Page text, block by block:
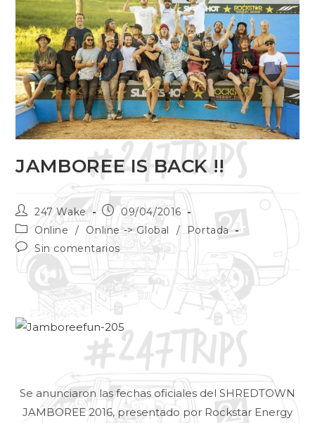
JAMBOREE IS BACK !!
247 Wake
09/04/2016
Online
/ Online -> Global /
Portada
Sin comentarios
Se anunciaron las fechas oficiales del SHREDTOWN
JAMBOREE 2016, presentado por Rockstar Energy